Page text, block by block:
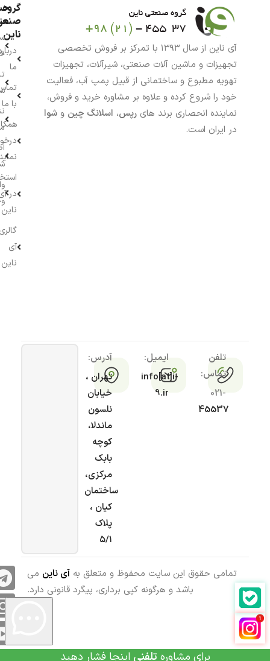
آی ناین از سال ۱۳۹۳ با تمرکز بر فروش تخصصی
تجهیزات و ماشین آلات صنعتی، شیرآلات، تجهیزات
تهویه مطبوع و ساختمانی از قبیل پمپ آب، فعالیت
خود را شروع کرده و علاوه بر مشاوره خرید و فروش،
نماینده انحصاری برند های رپس، اسلانگ چین و شوا
در ایران است.
گروه
ناین
ما
با ما
در
ناین
آی
ناین
تلفن
تماس:
021-
45537
ایمیل:
info[at]i-
9.ir
آدرس:
تهران ،
خیابان
نلسون
ماندلا،
کوچه
بابک
مرکزی،
ساختمان
کیان ،
پلاک
۵/۱
تمامی حقوق این سایت محفوظ و متعلق به آی ناین می
باشد و هرگونه کپی برداری، پیگرد قانونی دارد.
برای مشاوره تلفنی اینجا فشار دهید